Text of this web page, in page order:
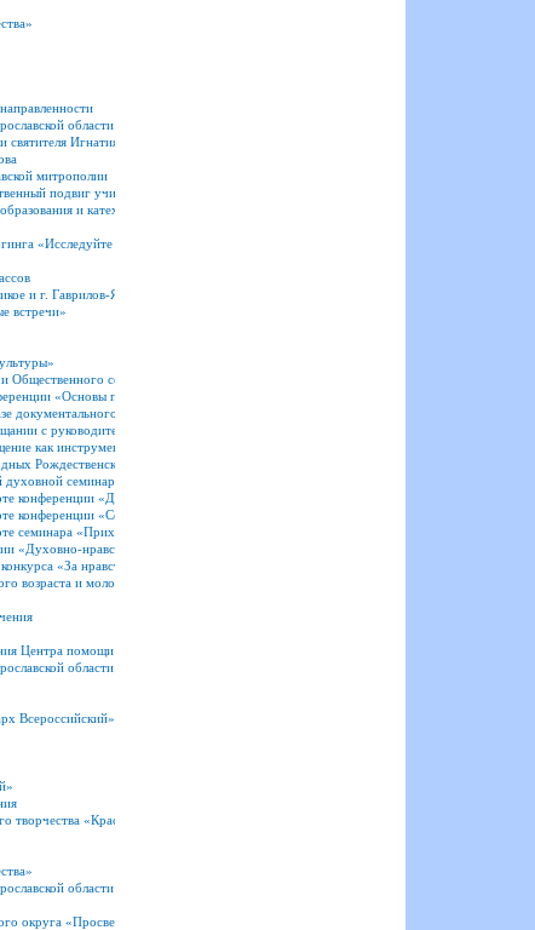
области
Игнатия Брянчанинова
митрополии
подвиг учителя» по Ярославской митрополии
и катехизации о конкурсе «Исследуйте Писания 2026»
«Исследуйте Писания»
и г. Гаврилов-Ям
встречи»
совета при министерстве образования Ярославской области
«Основы православной культуры. Опыт взаимодействия школы и Церкви»
документального фильма «Верные»
с руководителями епархиальных отделов религиозного образования
как инструменты формирования личности в современном обществе»
Рождественских образовательных чтений
семинарией
конференции «Духовно-нравственное воспитание в высшей школе»
конференции «Современная православная школа»
семинара «Приходское просвещение взрослых», прошедшего в рамках XXXIV
«Духовно-нравственное воспитание в дошкольных образовательных учреждениях на
«За нравственный подвиг учителя» и специалистов муниципальных
возраста и молодёжью до 20 лет «За нравственный подвиг учителя» (2026)
Центра помощи детям Ярославской области
области
Всероссийский».
творчества «Красота Божьего мира»
области
округа «Просвещение и нравственность: формирование личности и вызовы времени»